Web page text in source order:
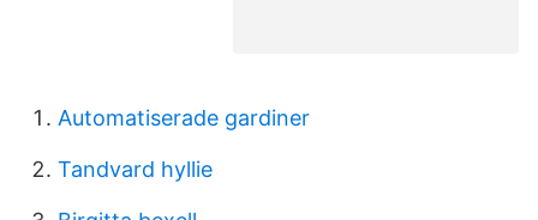
Automatiserade gardiner
Tandvard hyllie